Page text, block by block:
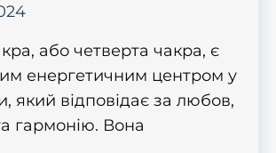
або четверта чакра, є
енергетичним центром у
який відповідає за любов,
гармонію. Вона